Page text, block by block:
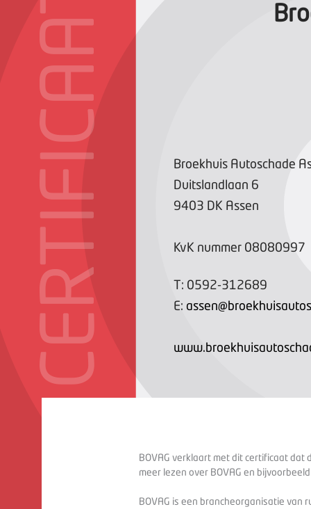
CERTIFICAAT
Broekhuis Autoschade
Duitslandlaan 6
9403 DK Assen
KvK nummer 08080997
T: 0592-312689
E:
BOVAG verklaart met dit certificaat dat
meer lezen over BOVAG en
BOVAG is een brancheorganisatie van